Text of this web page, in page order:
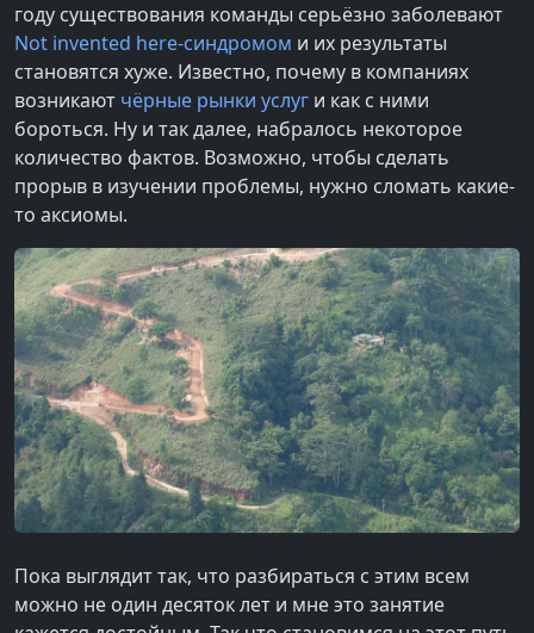
году существования команды серьёзно заболевают
Not invented here-синдромом и их результаты
становятся хуже. Известно, почему в компаниях
возникают чёрные рынки услуг и как с ними
бороться. Ну и так далее, набралось некоторое
количество фактов. Возможно, чтобы сделать
прорыв в изучении проблемы, нужно сломать какие-
то аксиомы.
Пока выглядит так, что разбираться с этим всем
можно не один десяток лет и мне это занятие